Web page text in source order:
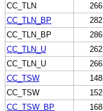
CC_TLN
266
CC_TLN_BP
282
CC_TLN_BP
286
CC_TLN_U
262
CC_TLN_U
266
CC_TSW
148
CC_TSW
152
CC_TSW_BP
168